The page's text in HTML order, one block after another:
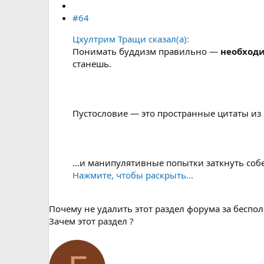
#64
Цхултрим Тращи сказал(а):
Понимать буддизм правильно —
станешь.
Пустословие — это пространные цитаты
…и манипулятивные попытки заткнуть
Нажмите, чтобы раскрыть...
Почему не удалить этот раздел форума за
Зачем этот раздел ?